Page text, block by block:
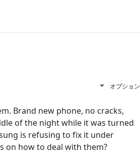
オプション
Brand new phone, no cracks,
of the night while it was turned
is refusing to fix it under
on how to deal with them?